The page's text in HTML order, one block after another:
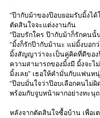
“ป๊ากับม้าของป๊อบยอมรับมิ้งไ
ตัดสินใจจะแต่งงานกัน
“ป๊อบรักใคร ป๊ากับม้าก็รักคนนั้
“มิ้งก็รักป๊ากับม้านะ แม่มิ้งบอก
มิ้งสัญญาว่าจะเป็นคู่คิดที่ดีขอ
ความสามารถของมิ้งมี มิ้งจะไ
มิ้งเลย” เธอให้คำมั่นกับแฟนห
“ป๊อบมั่นใจว่าป๊อบเลือกคนไม่
พร้อมกับจูบหน้าผากอย่างทะนุ
หลังจากตัดสินใจซื้อบ้าน เพื่อเ